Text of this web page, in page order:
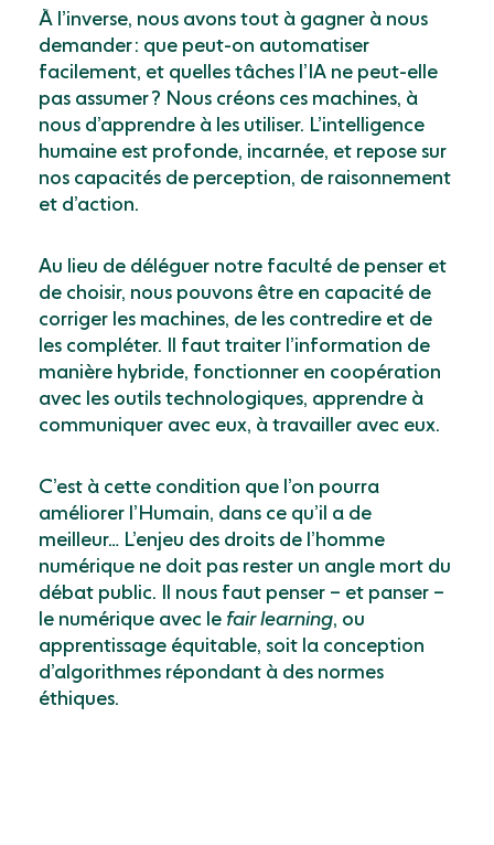
À l’inverse, nous avons tout à gagner à nous
demander : que peut-on automatiser
facilement, et quelles tâches l’IA ne peut-elle
pas assumer ? Nous créons ces machines, à
nous d’apprendre à les utiliser. L’intelligence
humaine est profonde, incarnée, et repose sur
nos capacités de perception, de raisonnement
et d’action.
Au lieu de déléguer notre faculté de penser et
de choisir, nous pouvons être en capacité de
corriger les machines, de les contredire et de
les compléter. Il faut traiter l’information de
manière hybride, fonctionner en coopération
avec les outils technologiques, apprendre à
communiquer avec eux, à travailler avec eux.
C’est à cette condition que l’on pourra
améliorer l’Humain, dans ce qu’il a de
meilleur… L’enjeu des droits de l’homme
numérique ne doit pas rester un angle mort du
débat public. Il nous faut penser – et panser –
le numérique avec le fair learning, ou
apprentissage équitable, soit la conception
d’algorithmes répondant à des normes
éthiques.